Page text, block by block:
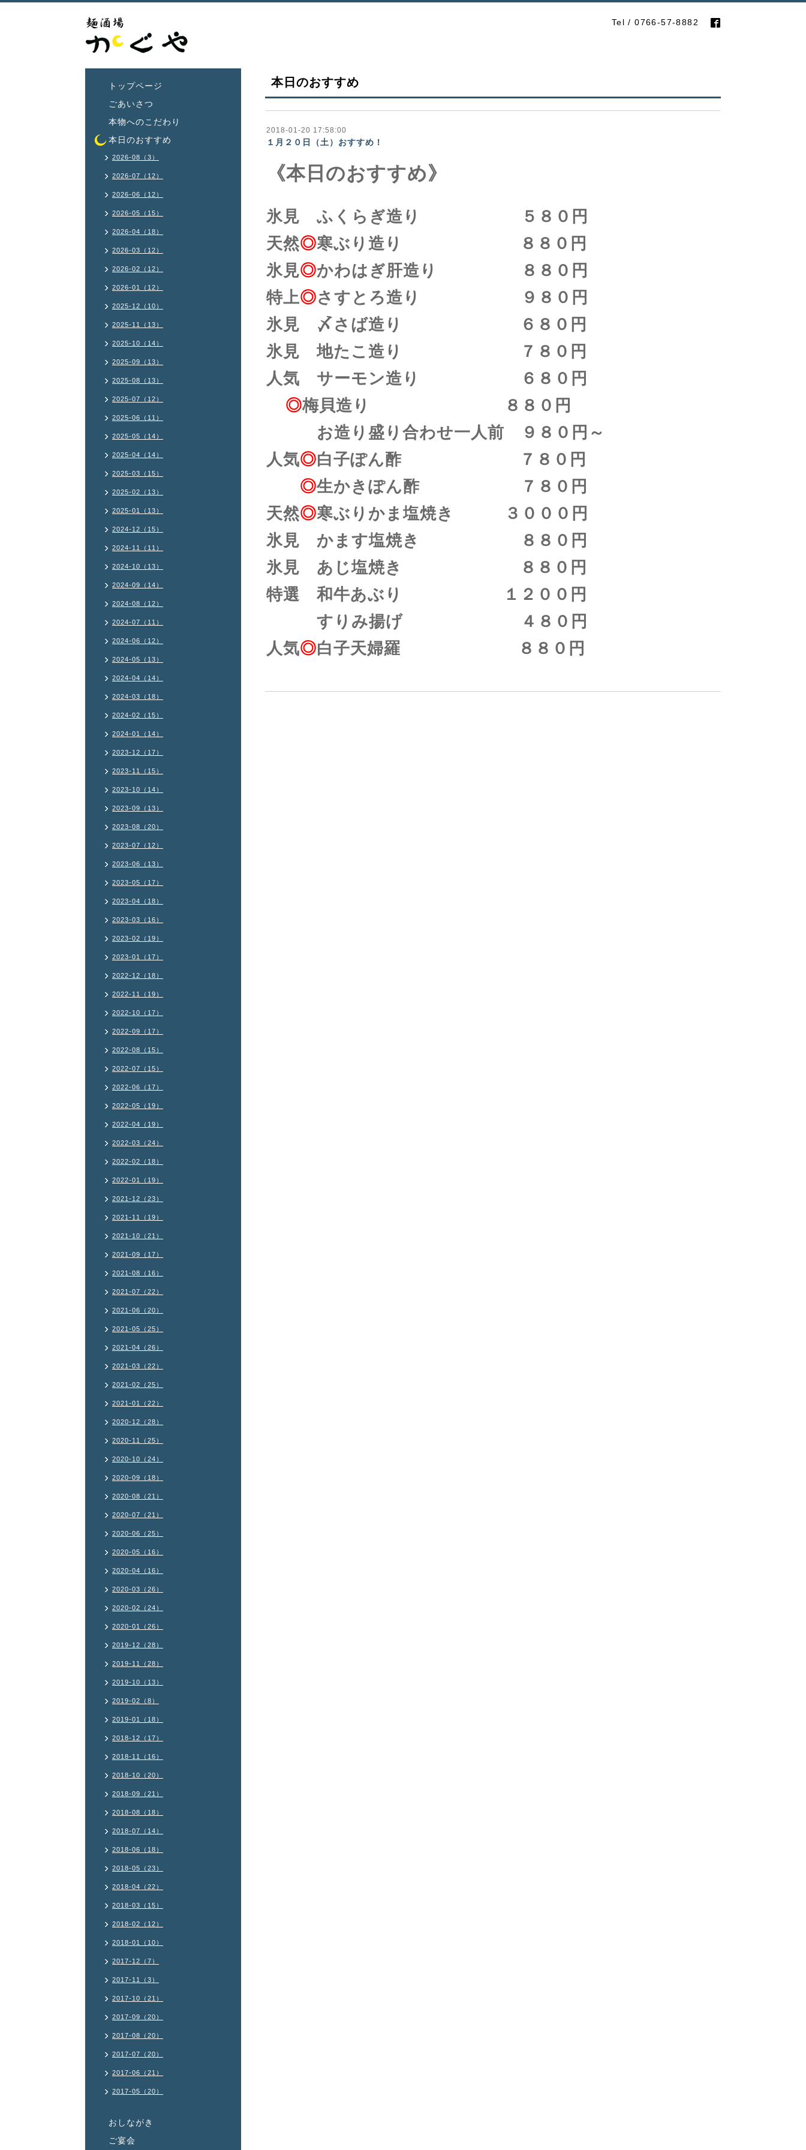
Tel / 0766-57-8882
本日のおすすめ
2018-01-20 17:58:00
１月２０日（土）おすすめ！
《本日のおすすめ》
氷見 ふくらぎ造り ５８０円
天然◎寒ぶり造り ８８０円
氷見◎かわはぎ肝造り ８８０円
特上◎さすとろ造り ９８０円
氷見 〆さば造り ６８０円
氷見 地たこ造り ７８０円
人気 サーモン造り ６８０円
◎梅貝造り ８８０円
お造り盛り合わせ一人前 ９８０円～
人気◎白子ぽん酢 ７８０円
◎生かきぽん酢 ７８０円
天然◎寒ぶりかま塩焼き ３０００円
氷見 かます塩焼き ８８０円
氷見 あじ塩焼き ８８０円
特選 和牛あぶり １２００円
すりみ揚げ ４８０円
人気◎白子天婦羅 ８８０円
トップページ
ごあいさつ
本物へのこだわり
本日のおすすめ
2026-08（3）
2026-07（12）
2026-06（12）
2026-05（15）
2026-04（18）
2026-03（12）
2026-02（12）
2026-01（12）
2025-12（10）
2025-11（13）
2025-10（14）
2025-09（13）
2025-08（13）
2025-07（12）
2025-06（11）
2025-05（14）
2025-04（14）
2025-03（15）
2025-02（13）
2025-01（13）
2024-12（15）
2024-11（11）
2024-10（13）
2024-09（14）
2024-08（12）
2024-07（11）
2024-06（12）
2024-05（13）
2024-04（14）
2024-03（18）
2024-02（15）
2024-01（14）
2023-12（17）
2023-11（15）
2023-10（14）
2023-09（13）
2023-08（20）
2023-07（12）
2023-06（13）
2023-05（17）
2023-04（18）
2023-03（16）
2023-02（19）
2023-01（17）
2022-12（18）
2022-11（19）
2022-10（17）
2022-09（17）
2022-08（15）
2022-07（15）
2022-06（17）
2022-05（19）
2022-04（19）
2022-03（24）
2022-02（18）
2022-01（19）
2021-12（23）
2021-11（19）
2021-10（21）
2021-09（17）
2021-08（16）
2021-07（22）
2021-06（20）
2021-05（25）
2021-04（26）
2021-03（22）
2021-02（25）
2021-01（22）
2020-12（28）
2020-11（25）
2020-10（24）
2020-09（18）
2020-08（21）
2020-07（21）
2020-06（25）
2020-05（16）
2020-04（16）
2020-03（26）
2020-02（24）
2020-01（26）
2019-12（28）
2019-11（28）
2019-10（13）
2019-02（8）
2019-01（18）
2018-12（17）
2018-11（16）
2018-10（20）
2018-09（21）
2018-08（18）
2018-07（14）
2018-06（18）
2018-05（23）
2018-04（22）
2018-03（15）
2018-02（12）
2018-01（10）
2017-12（7）
2017-11（3）
2017-10（21）
2017-09（20）
2017-08（20）
2017-07（20）
2017-06（21）
2017-05（20）
おしながき
ご宴会